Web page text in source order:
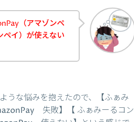
（アマゾンペ
ペイ）が使えない
うな悩みを抱えたので、【ふぁみ
失敗】【 ふぁみーるコン